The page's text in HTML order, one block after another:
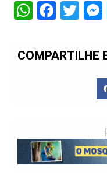
COMPARTILHE